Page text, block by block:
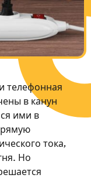
телефонная
в канун
ими в
тока,
Но